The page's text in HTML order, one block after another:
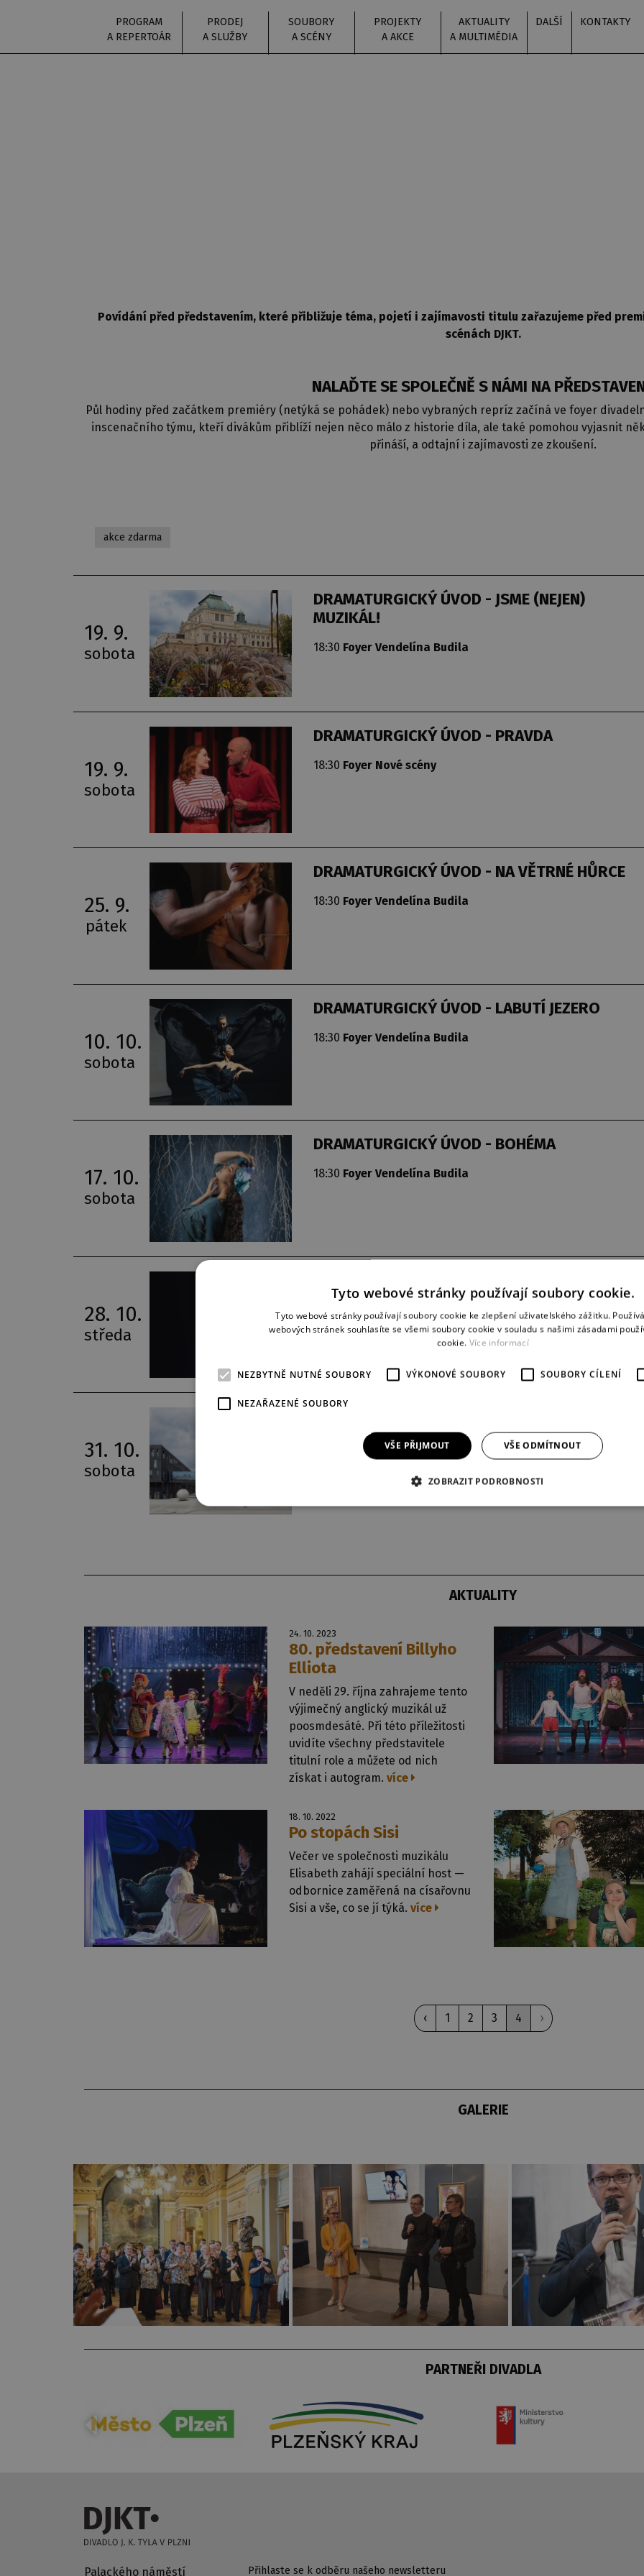
PROGRAM
A REPERTOÁR
PRODEJ
A SLUŽBY
SOUBORY
A SCÉNY
PROJEKTY
A AKCE
AKTUALITY
A MULTIMÉDIA
DALŠÍ KONTAKTY
Povídání před představením, které přibližuje téma, pojetí i zajímavosti titulu zařazujeme před
scénách DJKT.
NALAĎTE SE SPOLEČNĚ S NÁMI NA
Půl hodiny před začátkem premiéry (netýká se pohádek) nebo vybraných repríz začíná ve foyer
inscenačního týmu, kteří divákům přiblíží nejen něco málo z historie díla, ale také pomohou vyjasnit
přináší, a odtajní i zajímavosti ze zkoušení.
akce zdarma
19. 9.
sobota
DRAMATURGICKÝ ÚVOD - JSME (NEJEN)
MUZIKÁL!
18:30 Foyer Vendelína Budila
19. 9.
sobota
DRAMATURGICKÝ ÚVOD - PRAVDA
18:30 Foyer Nové scény
25. 9.
pátek
DRAMATURGICKÝ ÚVOD - NA VĚTRNÉ HŮRCE
18:30 Foyer Vendelína Budila
10. 10.
sobota
DRAMATURGICKÝ ÚVOD - LABUTÍ JEZERO
18:30 Foyer Vendelína Budila
17. 10.
sobota
DRAMATURGICKÝ ÚVOD - BOHÉMA
18:30 Foyer Vendelína Budila
28. 10.
středa
18:30 Foyer Vendelína Budila
31. 10.
sobota
Foyer Malé scény
AKTUALITY
24. 10. 2023
80. představení Billyho
Elliota
V neděli 29. října zahrajeme tento
výjimečný anglický muzikál už
poosmdesáté. Při této příležitosti
uvidíte všechny představitele
titulní role a můžete od nich
získat i autogram. více
18. 10. 2022
Po stopách Sisi
Večer ve společnosti muzikálu
Elisabeth zahájí speciální host —
odbornice zaměřená na císařovnu
Sisi a vše, co se jí týká. více
‹ 1 2 3 4 ›
GALERIE
PARTNEŘI DIVADLA
Palackého náměstí Přihlaste se k odběru našeho newsletteru
Tyto webové stránky používají soubory cookie.
Tyto webové stránky používají soubory cookie ke zlepšení uživatelského zážitku.
webových stránek souhlasíte se všemi soubory cookie v souladu s našimi zásadami
cookie. Více informací
NEZBYTNĚ NUTNÉ SOUBORY VÝKONOVÉ SOUBORY SOUBORY CÍLENÍ
NEZAŘAZENÉ SOUBORY
VŠE PŘIJMOUT VŠE ODMÍTNOUT
ZOBRAZIT PODROBNOSTI